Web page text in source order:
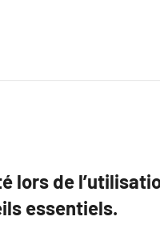
lors de
essentiels.